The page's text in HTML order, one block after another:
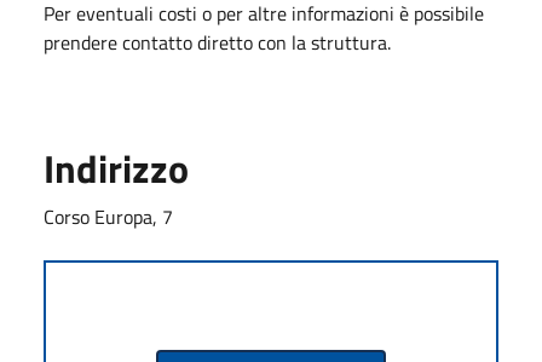
Per eventuali costi o per altre informazioni è possibile
prendere contatto diretto con la struttura.
Indirizzo
Corso Europa, 7